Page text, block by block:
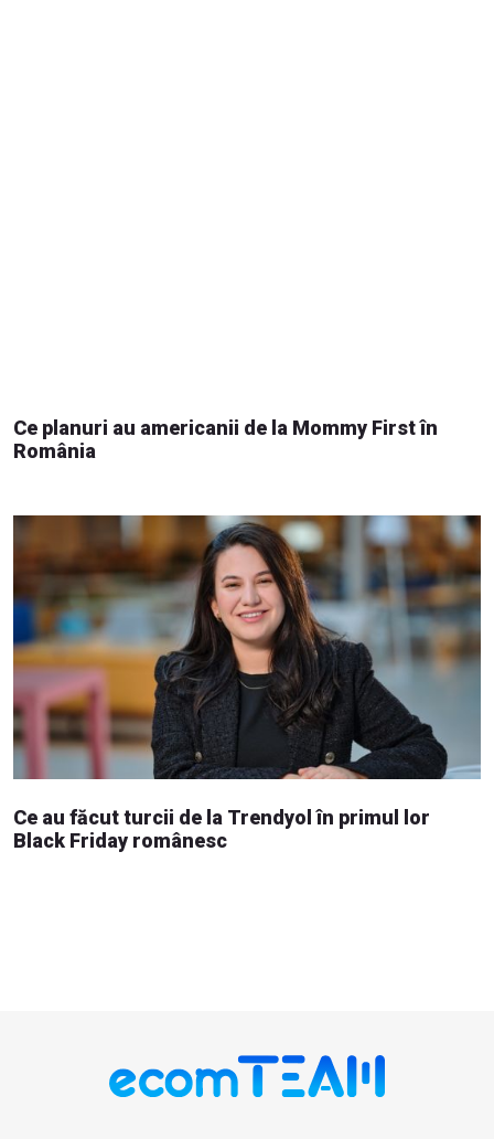
Ce planuri au americanii de la Mommy First în
România
Ce au făcut turcii de la Trendyol în primul lor
Black Friday românesc